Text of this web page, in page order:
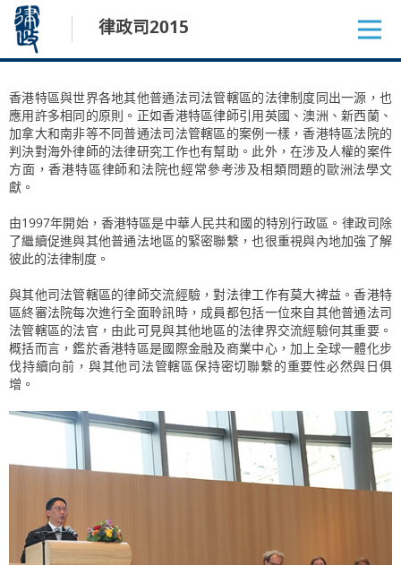
容
律政司2015
香港特區與世界各地其他普通法司法管轄區的法律制度同出一源，也
應用許多相同的原則。正如香港特區律師引用英國、澳洲、新西蘭、
加拿大和南非等不同普通法司法管轄區的案例一樣，香港特區法院的
判決對海外律師的法律研究工作也有幫助。此外，在涉及人權的案件
方面，香港特區律師和法院也經常參考涉及相類問題的歐洲法學文
獻。
由1997年開始，香港特區是中華人民共和國的特別行政區。律政司除
了繼續促進與其他普通法地區的緊密聯繫，也很重視與內地加強了解
彼此的法律制度。
與其他司法管轄區的律師交流經驗，對法律工作有莫大裨益。香港特
區終審法院每次進行全面聆訊時，成員都包括一位來自其他普通法司
法管轄區的法官，由此可見與其他地區的法律界交流經驗何其重要。
概括而言，鑑於香港特區是國際金融及商業中心，加上全球一體化步
伐持續向前，與其他司法管轄區保持密切聯繫的重要性必然與日俱
增。